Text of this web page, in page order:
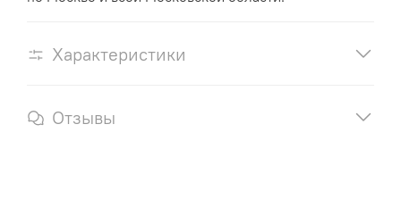
Характеристики
Отзывы